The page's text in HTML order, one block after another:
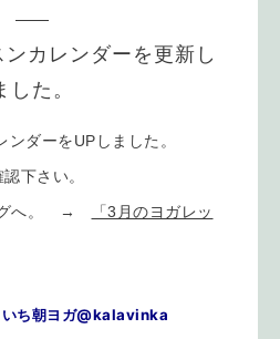
カレンダーを更新し
した。
ダーをUPしました。
下さい。
グへ。 →
「3月のヨガレッ
ち朝ヨガ@kalavinka